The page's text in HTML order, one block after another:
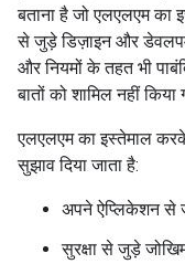
बताना है जो एलएलएम का
से जुड़े डिज़ाइन और
और नियमों के तहत भी
बातों को शामिल नहीं किया
एलएलएम का इस्तेमाल
सुझाव दिया जाता है:
अपने ऐप्लिकेशन से
सुरक्षा से जुड़े